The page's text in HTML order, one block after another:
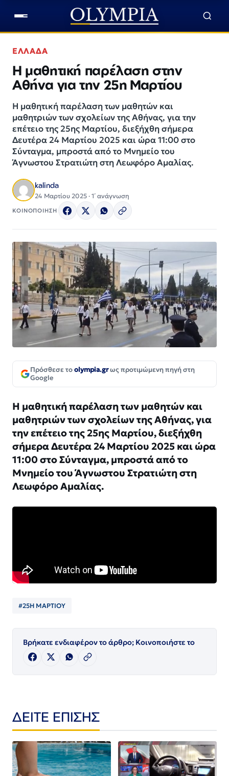
ΕΛΛΑΔΑ
Η μαθητική παρέλαση στην
Αθήνα για την 25η Μαρτίου
Η μαθητική παρέλαση των μαθητών και
μαθητριών των σχολείων της Αθήνας, για την
επέτειο της 25ης Μαρτίου, διεξήχθη σήμερα
Δευτέρα 24 Μαρτίου 2025 και ώρα 11:00 στο
Σύνταγμα, μπροστά από το Μνημείο του
Άγνωστου Στρατιώτη στη Λεωφόρο Αμαλίας.
kalinda
24 Μαρτίου 2025 · 1΄ ανάγνωση
ΚΟΙΝΟΠΟΙΗΣΗ
Πρόσθεσε τοolympia.grως προτιμώμενη πηγή στη
Google
Η μαθητική παρέλαση των μαθητών και
μαθητριών των σχολείων της Αθήνας, για
την επέτειο της 25ης Μαρτίου, διεξήχθη
σήμερα Δευτέρα 24 Μαρτίου 2025 και ώρα
11:00 στο Σύνταγμα, μπροστά από το
Μνημείο του Άγνωστου Στρατιώτη στη
Λεωφόρο Αμαλίας.
#25Η ΜΑΡΤΙΟΥ
Βρήκατε ενδιαφέρον το άρθρο; Κοινοποιήστε το
ΔΕΙΤΕ ΕΠΙΣΗΣ